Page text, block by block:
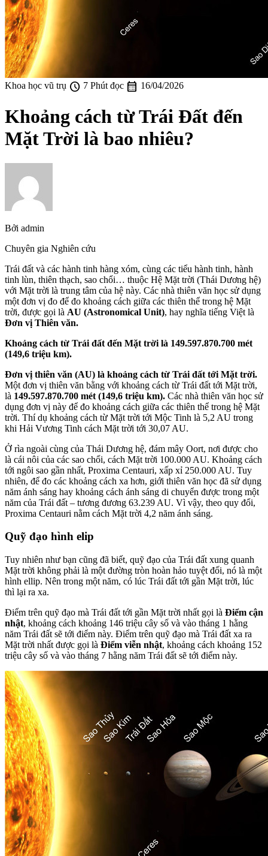
Khoa học vũ trụ schedule 7 Phút đọc calendar_month 16/04/2026
Khoảng cách từ Trái Đất đến
Mặt Trời là bao nhiêu?
Bởi admin
Chuyên gia Nghiên cứu
Trái đất và các hành tinh hàng xóm, cùng các tiểu hành tinh, hành
tinh lùn, thiên thạch, sao chổi… thuộc Hệ Mặt trời (Thái Dương hệ)
với Mặt trời là trung tâm của hệ này. Các nhà thiên văn học sử dụng
một đơn vị đo để đo khoảng cách giữa các thiên thể trong hệ Mặt
trời, được gọi là AU (Astronomical Unit), hay nghĩa tiếng Việt là
Đơn vị Thiên văn.
Khoảng cách từ Trái đất đến Mặt trời là 149.597.870.700 mét
(149,6 triệu km).
Đơn vị thiên văn (AU) là khoảng cách từ Trái đất tới Mặt trời.
Một đơn vị thiên văn bằng với khoảng cách từ Trái đất tới Mặt trời,
là 149.597.870.700 mét (149,6 triệu km). Các nhà thiên văn học sử
dụng đơn vị này để đo khoảng cách giữa các thiên thể trong hệ Mặt
trời. Thí dụ khoảng cách từ Mặt trời tới Mộc Tinh là 5,2 AU trong
khi Hải Vương Tinh cách Mặt trời tới 30,07 AU.
Ở rìa ngoài cùng của Thái Dương hệ, đám mây Oort, nơi được cho
là cái nôi của các sao chổi, cách Mặt trời 100.000 AU. Khoảng cách
tới ngôi sao gần nhất, Proxima Centauri, xấp xỉ 250.000 AU. Tuy
nhiên, để đo các khoảng cách xa hơn, giới thiên văn học đã sử dụng
năm ánh sáng hay khoảng cách ánh sáng di chuyển được trong một
năm của Trái đất – tương đương 63.239 AU. Vì vậy, theo quy đổi,
Proxima Centauri nằm cách Mặt trời 4,2 năm ánh sáng.
Quỹ đạo hình elip
Tuy nhiên như bạn cũng đã biết, quỹ đạo của Trái đất xung quanh
Mặt trời không phải là một đường tròn hoàn hảo tuyệt đối, nó là một
hình ellip. Nên trong một năm, có lúc Trái đất tới gần Mặt trời, lúc
thì lại ra xa.
Điểm trên quỹ đạo mà Trái đất tới gần Mặt trời nhất gọi là Điểm cận
nhật, khoảng cách khoảng 146 triệu cây số và vào tháng 1 hằng
năm Trái đất sẽ tới điểm này. Điểm trên quỹ đạo mà Trái đất xa ra
Mặt trời nhất được gọi là Điểm viễn nhật, khoảng cách khoảng 152
triệu cây số và vào tháng 7 hằng năm Trái đất sẽ tới điểm này.